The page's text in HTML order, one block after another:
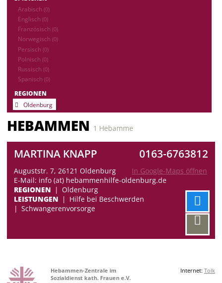
Arabisch (0)
Englisch (0)
Französisch (0)
Norwegisch (0)
Persisch (0)
Polnisch (0)
Russisch (0)
Spanisch (0)
REGIONEN
Oldenburg
HEBAMMEN 1 Hebamme
MARTINA KNAPP 0163-6763812
Auguststr. 7, 26121 Oldenburg
In Google-Maps öffnen
E-Mail: info (at) hebammenhilfe-oldenburg.de
REGIONEN
Oldenburg
LEISTUNGEN
Hilfe bei Beschwerden
Schwangerenvorsorge
Internet: Tolk
Hebammen-Zentrale im
Sozialdienst kath. Frauen e.V.